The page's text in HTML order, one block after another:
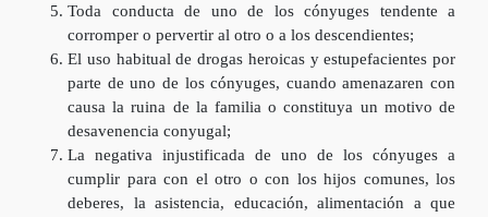
Toda conducta de uno de los cónyuges tendente a
corromper o pervertir al otro o a los descendientes;
El uso habitual de drogas heroicas y estupefacientes por
parte de uno de los cónyuges, cuando amenazaren con
causa la ruina de la familia o constituya un motivo de
desavenencia conyugal;
La negativa injustificada de uno de los cónyuges a
cumplir para con el otro o con los hijos comunes, los
deberes, la asistencia, educación, alimentación a que